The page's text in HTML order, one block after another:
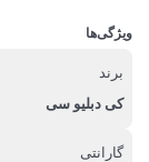
ویژگی‌ها
برند
کی دبلیو سی
گارانتی